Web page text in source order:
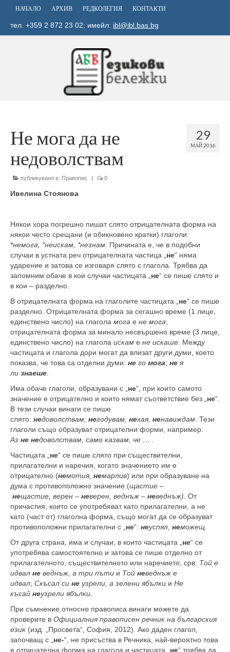
НАЧАЛО АРХИВ РЕДКОЛЕГИЯ КОНТАКТИ
тел. +359 2 872 23 02; имейл: ibl@ibl.bas.bg
29
МАЙ 2016
Не мога да не
недоволствам
публикувано в: Правопис | 0
Ивелина Стоянова
Някои хора погрешно пишат слято отрицателната форма на
някои често срещани (и обикновено кратки) глаголи:
*немога, *неискам, *незнам . Причината е, че в подобни
случаи в устната реч отрицателната частица „ не“ няма
ударение и затова се изговаря слято с глагола. Трябва да
запомним обаче в кои случаи частицата „ не“ се пише слято и
в кои – разделно.
В отрицателната форма на глаголите частицата „ не“ се пише
разделно. Отрицателната форма за сегашно време (1 лице,
единствено число) на глагола мога е не мога
отрицателната форма за минало несвършено време (3 лице,
единствено число) на глагола искам е не искаше . Между
частицата и глагола дори могат да влизат други думи, което
показва, че това са отделни думи: не го мога; не я
ли знаеше
Има обаче глаголи, образувани с „ не“, при които самото
значение е отрицателно и които нямат съответствие без „ не“.
В тези случаи винаги се пише
слято: недоволствам, негодувам, нехая, ненавиждам . Тези
глаголи също образуват отрицателни форми, например:
Аз не недоволствам, само казвам, че …
Частицата „ не“ се пише слято при съществителни,
прилагателни и наречия, когато значението им е
отрицателно (немотия, немарлив) или при образуване на
дума с противоположно значение (щастие –
нещастие, верен – неверен, веднъж – неведнъж) . От
причастия, които се употребяват като прилагателни, а не
като (част от) глаголна форма, също могат да се образуват
противоположни прилагателни с „ не“: неуспял, неможещ.
От друга страна, има и случаи, в които частицата „ не“ се
употребява самостоятелно и затова се пише отделно от
прилагателното, съществителното или наречието, срв: Той е
идвал не веднъж, а три пъти и Той неведнъж е
идвал; Скъсал си не узрели, а зелени ябълки и Не
късай неузрели ябълки
При съмнение относно правописа винаги можете да
проверите в Официалния правописен речник на българския
език (изд. „Просвета“, София, 2012). Ако даден глагол,
започващ с „ не-“, не присъства в Речника, най-вероятно това
е отрицателна форма на глагола и частицата „ не“ трябва да